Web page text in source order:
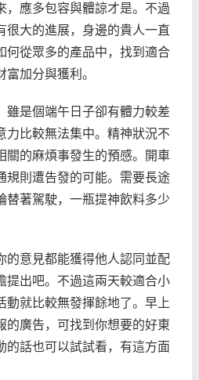
，應多包容與體諒才是。不過
很大的進展，身邊的貴人一直
何從眾多的產品中，找到適合
加分與獲利。
雖是個端午日子卻有體力較差
力比較無法集中。精神狀況不
關的麻煩事發生的預感。開車
規則遭告發的可能。需要長途
替著駕駛，一瓶提神飲料多少
的意見都能獲得他人認同並配
提出吧。不過這兩天較適合小
動就比較無發揮餘地了。早上
的廣告，可找到你想要的好東
的話也可以試試看，有這方面